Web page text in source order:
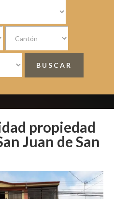
propiedad
Juan de San